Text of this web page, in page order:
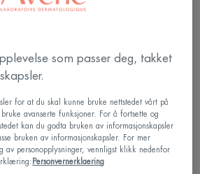
og beroligende.
som passer deg, takket
for at du skal kunne bruke nettstedet vårt på
avanserte funksjoner. For å fortsette og
kan du godta bruken av informasjonskapsler
bruken av informasjonskapsler. For mer
av personopplysninger, vennligst klikk nedenfor
Personvernerklaering